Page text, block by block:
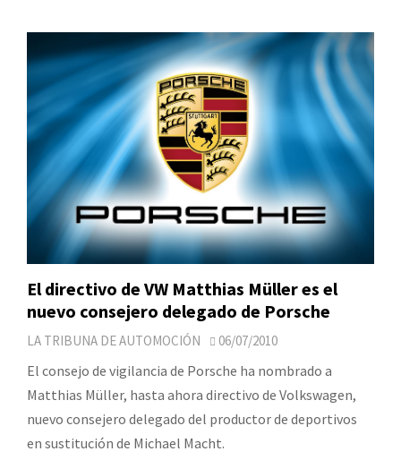
El directivo de VW Matthias Müller es el
nuevo consejero delegado de Porsche
LA TRIBUNA DE AUTOMOCIÓN 06/07/2010
El consejo de vigilancia de Porsche ha nombrado a
Matthias Müller, hasta ahora directivo de Volkswagen,
nuevo consejero delegado del productor de deportivos
en sustitución de Michael Macht.